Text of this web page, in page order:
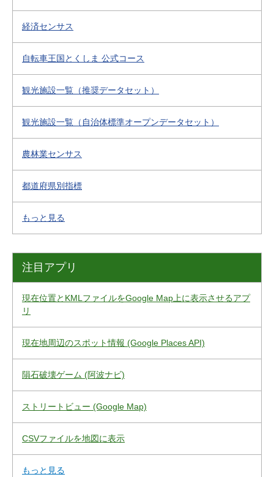
経済センサス
自転車王国とくしま 公式コース
観光施設一覧（推奨データセット）
観光施設一覧（自治体標準オープンデータセット）
農林業センサス
都道府県別指標
もっと見る
注目アプリ
現在位置とKMLファイルをGoogle Map上に表示させるアプ
リ
現在地周辺のスポット情報 (Google Places API)
隕石破壊ゲーム (阿波ナビ)
ストリートビュー (Google Map)
CSVファイルを地図に表示
もっと見る